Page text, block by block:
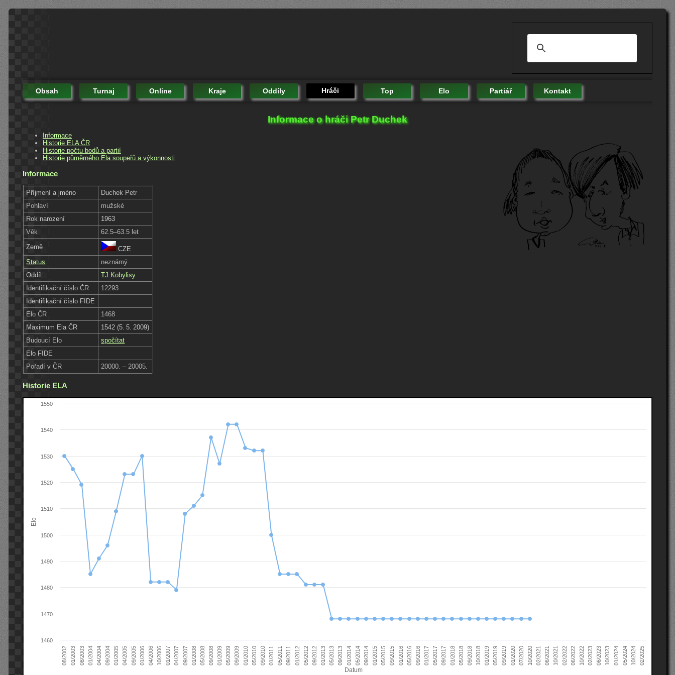
Obsah Turnaj Online Kraje Oddíly Hráči Top Elo Partiář Kontakt
Informace o hráči Petr Duchek
Informace
Historie ELA ČR
Historie počtu bodů a partií
Historie půměrného Ela soupeřů a výkonnosti
Informace
Příjmení a jméno
Duchek Petr
Pohlaví
mužské
Rok narození
1963
Věk
62.5–63.5 let
Země
CZE
Status
neznámý
Oddíl
TJ Kobylisy
Identifikační číslo ČR
12293
Identifikační číslo FIDE
Elo ČR
1468
Maximum Ela ČR
1542 (5. 5. 2009)
Budoucí Elo
spočítat
Elo FIDE
Pořadí v ČR
20000. – 20005.
Historie ELA
Datum
Elo
08/2002 01/2003 08/2003 01/2004 04/2004 09/2004 01/2005 04/2005 09/2005 01/2006 04/2006 10/2006 01/2007 04/2007 09/2007 01/2008 05/2008 09/2008 01/2009 05/2009 09/2009 01/2010 05/2010 09/2010 01/2011 05/2011 09/2011 01/2012 05/2012 09/2012 01/2013 05/2013 09/2013 01/2014 05/2014 09/2014 01/2015 05/2015 09/2015 01/2016 05/2016 09/2016 01/2017 05/2017 09/2017 01/2018 05/2018 09/2018 10/2018 01/2019 05/2019 09/2019 01/2020 07/2020 10/2020 02/2021 06/2021 10/2021 02/2022 06/2022 10/2022 02/2023 06/2023 10/2023 01/2024 05/2024 10/2024 02/2025
1460
1470
1480
1490
1500
1510
1520
1530
1540
1550